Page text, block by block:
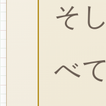
そ
べ